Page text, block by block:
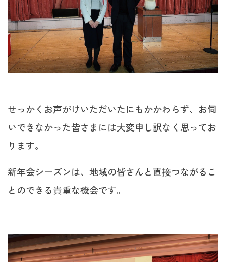
せっかくお声がけいただいたにもかかわらず、お伺
いできなかった皆さまには大変申し訳なく思ってお
ります。
新年会シーズンは、地域の皆さんと直接つながるこ
とのできる貴重な機会です。